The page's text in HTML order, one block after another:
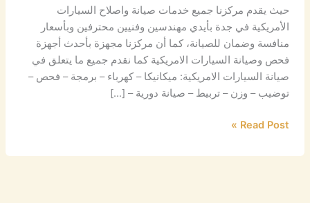
حيث يقدم مركزنا جميع خدمات صيانة واصلاح السيارات
الأمريكية في جدة بأيدي مهندسين وفنيين محترفين وبأسعار
منافسة وضمان للصيانة، كما أن مركزنا مجهزة بأحدث أجهزة
فحص وصيانة السيارات الامريكية كما نقدم جميع ما يتعلق في
صيانة السيارات الامريكية: ميكانيكا – كهرباء – برمجة – فحص –
توضيب – وزن – تربيط – صيانة دورية – […]
Read Post »